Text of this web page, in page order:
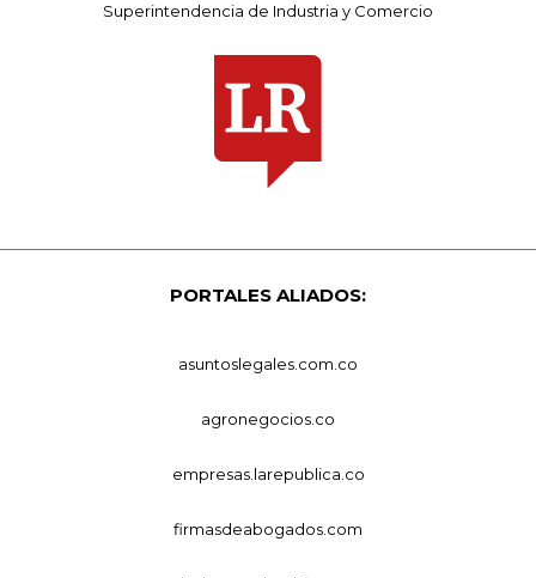
Superintendencia de Industria y Comercio
PORTALES ALIADOS:
asuntoslegales.com.co
agronegocios.co
empresas.larepublica.co
firmasdeabogados.com